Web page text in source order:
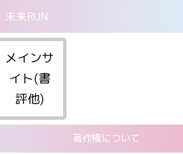
未来RUN
メインサ
イト(書
評他)
著作権について